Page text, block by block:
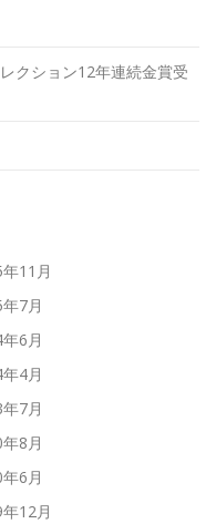
クション12年連続金賞受
11月
7月
6月
4月
7月
8月
6月
12月